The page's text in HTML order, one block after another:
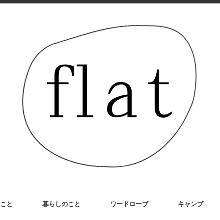
と 暮らしのこと ワードローブ キャンプ